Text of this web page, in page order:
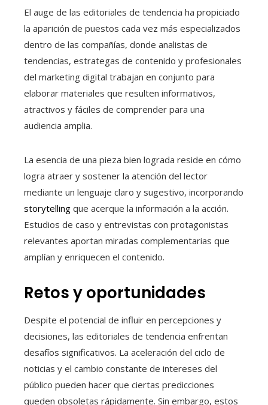
El auge de las editoriales de tendencia ha propiciado
la aparición de puestos cada vez más especializados
dentro de las compañías, donde analistas de
tendencias, estrategas de contenido y profesionales
del marketing digital trabajan en conjunto para
elaborar materiales que resulten informativos,
atractivos y fáciles de comprender para una
audiencia amplia.
La esencia de una pieza bien lograda reside en cómo
logra atraer y sostener la atención del lector
mediante un lenguaje claro y sugestivo, incorporando
storytelling que acerque la información a la acción.
Estudios de caso y entrevistas con protagonistas
relevantes aportan miradas complementarias que
amplían y enriquecen el contenido.
Retos y oportunidades
Despite el potencial de influir en percepciones y
decisiones, las editoriales de tendencia enfrentan
desafíos significativos. La aceleración del ciclo de
noticias y el cambio constante de intereses del
público pueden hacer que ciertas predicciones
queden obsoletas rápidamente. Sin embargo, estos